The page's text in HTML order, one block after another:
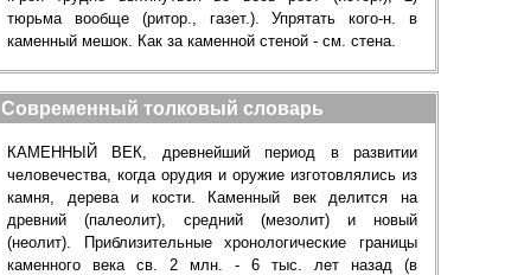
тюрьма вообще (ритор., газет.). Упрятать кого-н. в
каменный мешок. Как за каменной стеной - см. стена.
Современный толковый словарь
КАМЕННЫЙ ВЕК, древнейший период в развитии
человечества, когда орудия и оружие изготовлялись из
камня, дерева и кости. Каменный век делится на
древний (палеолит), средний (мезолит) и новый
(неолит). Приблизительные хронологические границы
каменного века св. 2 млн. - 6 тыс. лет назад (в